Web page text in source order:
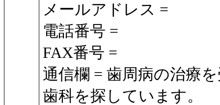
メールアドレス =
電話番号 =
FAX番号 =
通信欄 = 歯周病の治療
歯科を探しています。